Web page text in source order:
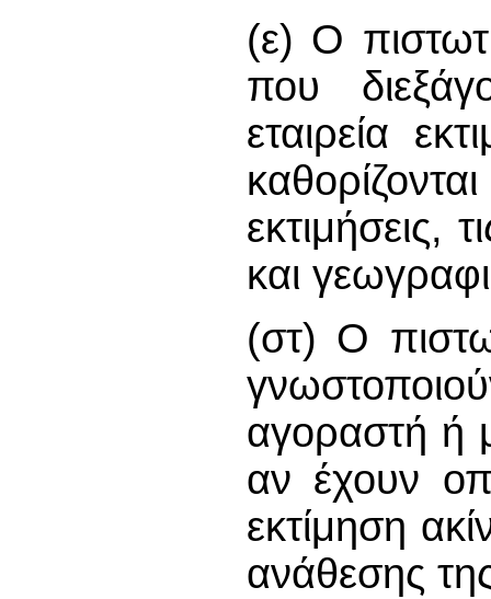
(ε) Ο
που
εταιρεία
εκτιμήσεις,
και
(στ) Ο
αγοραστή ή
αν έχουν
εκτίμηση
ανάθεσης